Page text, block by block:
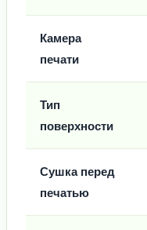
Камера
печати
Тип
поверхности
Сушка перед
печатью